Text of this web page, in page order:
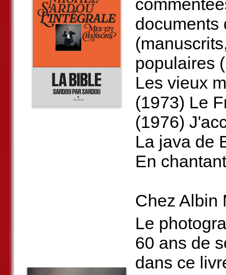
documents
populaires
Les vieux
(1973) Le
(1976)
La java de
En
Chez Albin
Le
60 ans de
dans ce